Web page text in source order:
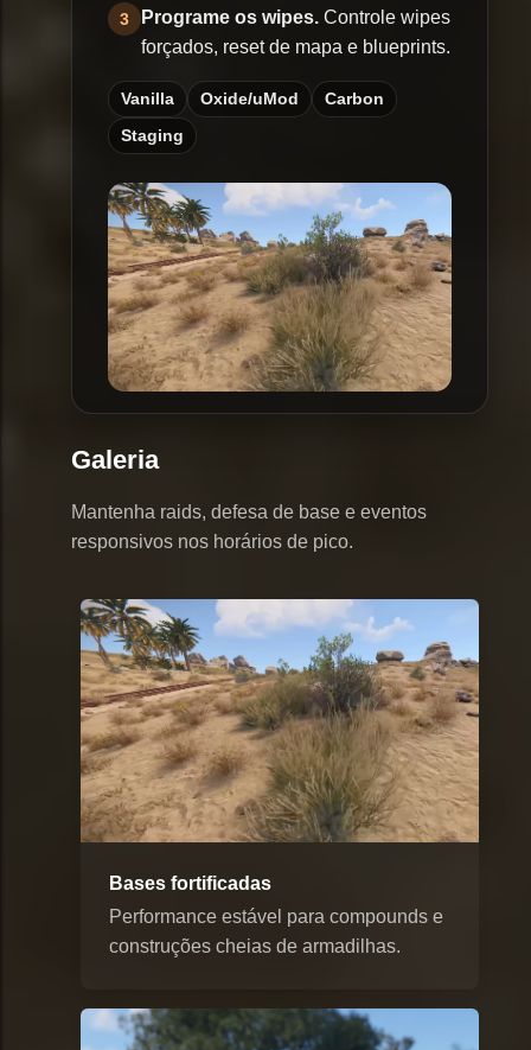
3 Programe os wipes. Controle wipes
forçados, reset de mapa e blueprints.
Vanilla Oxide/uMod Carbon
Staging
Galeria
Mantenha raids, defesa de base e eventos
responsivos nos horários de pico.
Bases fortificadas
Performance estável para compounds e
construções cheias de armadilhas.